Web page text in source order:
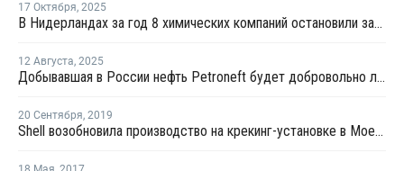
17 Октября, 2025
В Нидерландах за год 8 химических компаний остановили заводы
12 Августа, 2025
Добывавшая в России нефть Petroneft будет добровольно ликвидирована
20 Сентября, 2019
Shell возобновила производство на крекинг-установке в Моердийке